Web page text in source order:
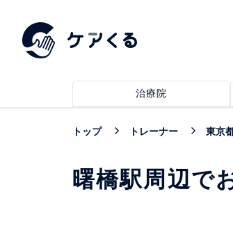
治療院
トップ トレーナー 東京
曙橋駅周辺で